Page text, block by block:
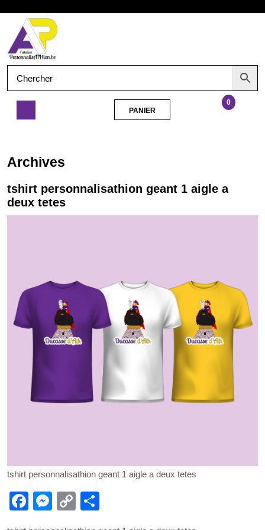
contenu
Ouvrir
le
menu
1
a
deux
tetes
0
PANIER
Archives
tshirt personnalisathion geant 1 aigle a
deux tetes
tshirt personnalisathion geant 1 aigle a deux tetes
F
M
C